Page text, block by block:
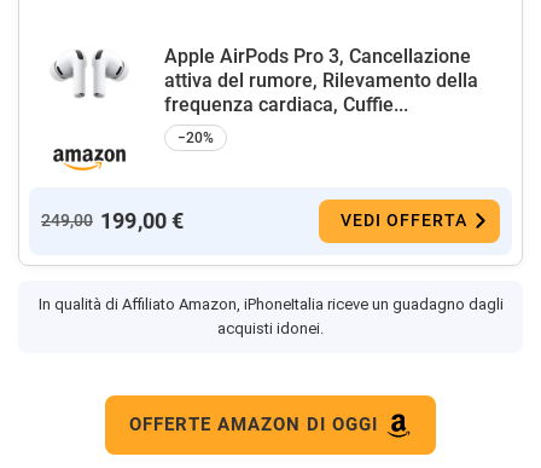
Apple AirPods Pro 3, Cancellazione
attiva del rumore, Rilevamento della
frequenza cardiaca, Cuffie...
−20%
249,00 199,00 € VEDI OFFERTA
In qualità di Affiliato Amazon, iPhoneItalia riceve un guadagno dagli
acquisti idonei.
OFFERTE AMAZON DI OGGI